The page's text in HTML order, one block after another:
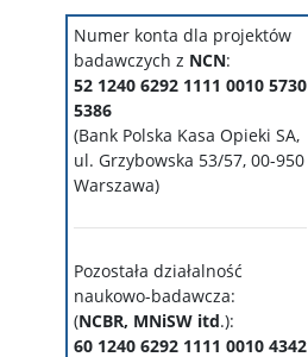
Numer konta dla projektów
badawczych z NCN:
52 1240 6292 1111 0010 5730
5386
(Bank Polska Kasa Opieki SA,
ul. Grzybowska 53/57, 00-950
Warszawa)
Pozostała działalność
naukowo-badawcza:
(NCBR, MNiSW itd.):
60 1240 6292 1111 0010 4342